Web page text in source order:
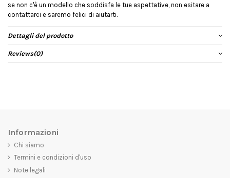
se non c'è un modello che soddisfa le tue aspettative, non esitare a
contattarci e saremo felici di aiutarti.
Dettagli del prodotto
Reviews(0)
Informazioni
Chi siamo
Termini e condizioni d'uso
Note legali